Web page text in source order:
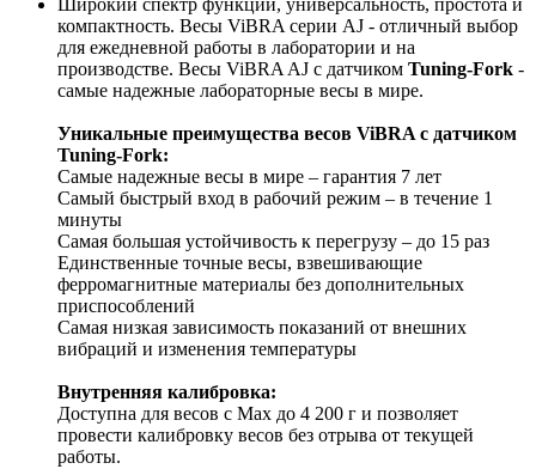
Широкий спектр функций, универсальность, простота и
компактность. Весы ViBRA серии AJ - отличный выбор
для ежедневной работы в лаборатории и на
производстве. Весы ViBRA AJ с датчиком Tuning-Fork -
самые надежные лабораторные весы в мире.
Уникальные преимущества весов ViBRA с датчиком
Tuning-Fork:
Самые надежные весы в мире – гарантия 7 лет
Самый быстрый вход в рабочий режим – в течение 1
минуты
Самая большая устойчивость к перегрузу – до 15 раз
Единственные точные весы, взвешивающие
ферромагнитные материалы без дополнительных
приспособлений
Самая низкая зависимость показаний от внешних
вибраций и изменения температуры
Внутренняя калибровка:
Доступна для весов с Mах до 4 200 г и позволяет
провести калибровку весов без отрыва от текущей
работы.